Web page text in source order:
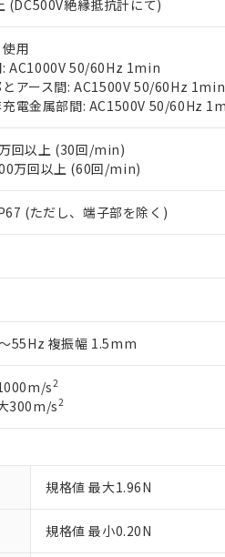
(DC500V絶縁抵抗計にて)
用
: AC1000V 50/60Hz 1min
とアース間: AC1500V 50/60Hz 1min
電金属部間: AC1500V 50/60Hz
回以上 (30回/min)
万回以上 (60回/min)
(ただし、端子部を除く)
55Hz 複振幅 1.5mm
s2
300m/s2
規格値 最大1.96N
規格値 最小0.20N
状況および標準価格照会結果は、
あり、閲覧された時点での実際の
な納期状況および標準価格はお客
販売員にご相談ください。
ロン制御機器販売店や当社販売拠点
。
イパーツ機能（部品リスト作成サー
いる必要があります。
、当社の製品・サービスに関するお
。
法人を指します。
1000ppm以下、フタル酸ジイソブチル
指令で産業用監視および制御機器に対する適
ステル類の４物質については閾値を超える意
予定月
有証明書ダウンロード
含有証明書をダウンロードするこ
指令（10物質）の非含有証明書
非含有証明書（当社基準）
指令のフタル酸エステル類４
ことから備考欄に対応日を記載して
にて対応品への在庫切替を完了し
ております。
、 Hg(水銀) : 1000ppm、 Cd(カドミウム
クロム) : 1000ppm、 PBBs(ポリ臭化ビフェニ
ル酸ジブチル) : 1000ppm、 DIBP(フタル酸ジ
ル酸ビス(2-エチルヘキシル)) : 1000ppm
保護使用期限
有害物質（10物質）のすべてが基準
通常の使用状況下において有害物
未確認です。当社販売部門へお問い
は規制貨物を破棄する場合は、完
。
は貴社製品を、核兵器、ミサイル
に一切使用いたしません。
は、貴社製品を第三者に販売する
当社は、販売先および販売に係わ
ません。
合意する
一定数以上の在庫あり
一定数には満たないが在庫あり
在庫なし(最新の在庫状況について
機器販売店・当社販売員にご確認
受注生産機種、また在庫状況の情